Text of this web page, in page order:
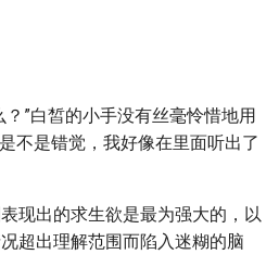
”白皙的小手没有丝毫怜惜地用
不是错觉，我好像在里面听出了
现出的求生欲是最为强大的，以
超出理解范围而陷入迷糊的脑